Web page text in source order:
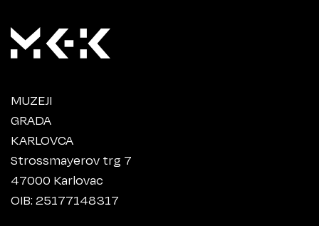
MUZEJI
GRADA
KARLOVCA
Strossmayerov trg 7
47000 Karlovac
OIB: 25177148317